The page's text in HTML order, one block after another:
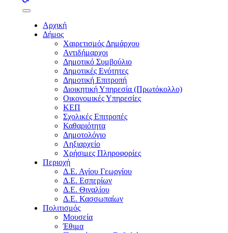
buttons
Αρχική
Δήμος
Χαιρετισμός Δημάρχου
Αντιδήμαρχοι
Δημοτικό Συμβούλιο
Δημοτικές Ενότητες
Δημοτική Επιτροπή
Διοικητική Υπηρεσία (Πρωτόκολλο)
Οικονομικές Υπηρεσίες
ΚΕΠ
Σχολικές Επιτροπές
Καθαριότητα
Δημοτολόγιο
Ληξιαρχείο
Χρήσιμες Πληροφορίες
Περιοχή
Δ.Ε. Αγίου Γεωργίου
Δ.Ε. Εσπερίων
Δ.Ε. Θιναλίου
Δ.Ε. Κασσωπαίων
Πολιτισμός
Μουσεία
Έθιμα